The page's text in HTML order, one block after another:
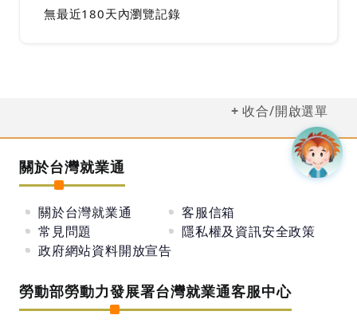
無最近180天內瀏覽記錄
收合/開啟選單
關於台灣就業通
關於台灣就業通
客服信箱
常見問題
隱私權及資訊安全政策
政府網站資料開放宣告
勞動部勞動力發展署台灣就業通客服中心